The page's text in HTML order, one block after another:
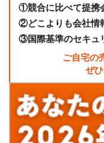
①競合に比べて提携
②どこよりも会社情
③国際基準のセキュ
ご自宅の
ぜ